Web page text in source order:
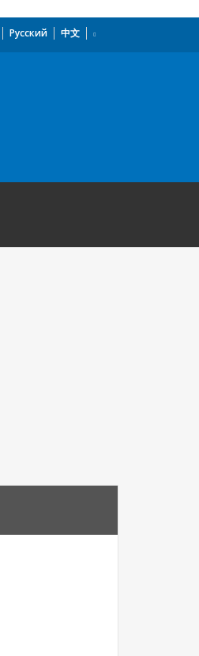
Русский 中文